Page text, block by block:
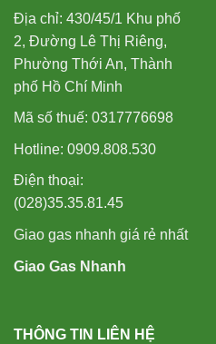
Địa chỉ: 430/45/1 Khu phố
2, Đường Lê Thị Riêng,
Phường Thới An, Thành
phố Hồ Chí Minh
Mã số thuế: 0317776698
Hotline: 0909.808.530
Điện thoại:
(028)35.35.81.45
Giao gas nhanh giá rẻ nhất
Giao Gas Nhanh
THÔNG TIN LIÊN HỆ